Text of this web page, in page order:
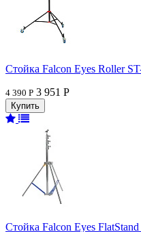
Стойка Falcon Eyes Roller
4 390 Р 3 951 Р
Стойка Falcon Eyes